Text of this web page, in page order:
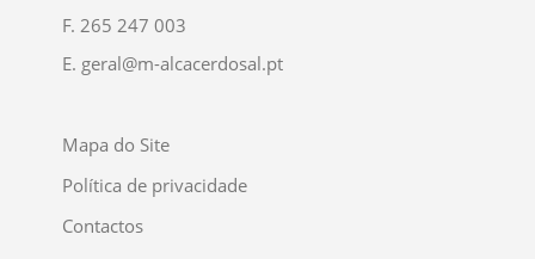
F. 265 247 003
E. geral@m-alcacerdosal.pt
Mapa do Site
Política de privacidade
Contactos